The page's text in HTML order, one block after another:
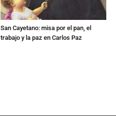
San Cayetano: misa por el pan, el
trabajo y la paz en Carlos Paz